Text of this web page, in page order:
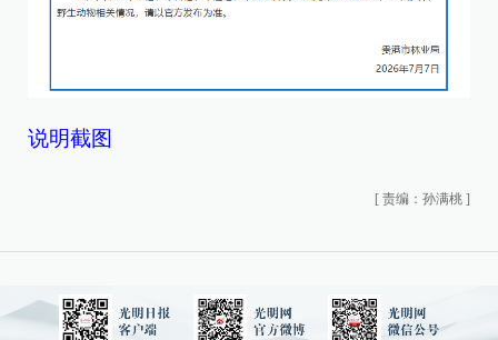
说明截图
[ 责编：孙满桃 ]